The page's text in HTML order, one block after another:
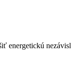
energetickú